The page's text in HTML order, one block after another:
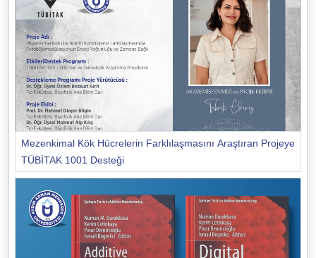
Mezenkimal Kök Hücrelerin Farklılaşmasını Araştıran Projeye
TÜBİTAK 1001 Desteği